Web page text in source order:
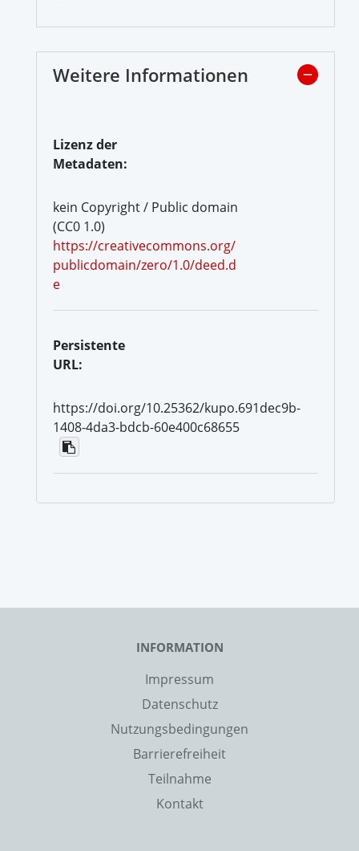
Weitere Informationen
Lizenz der
Metadaten:
kein Copyright / Public domain
(CC0 1.0)
https://creativecommons.org/
publicdomain/zero/1.0/deed.d
e
Persistente
URL:
https://doi.org/10.25362/kupo.691dec9b-
1408-4da3-bdcb-60e400c68655
INFORMATION
Impressum
Datenschutz
Nutzungsbedingungen
Barrierefreiheit
Teilnahme
Kontakt